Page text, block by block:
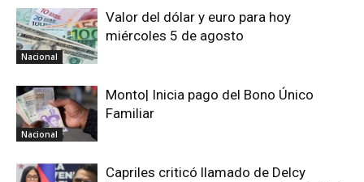
Nacional
Valor del dólar y euro para hoy
miércoles 5 de agosto
Nacional
Monto| Inicia pago del Bono Único
Familiar
Capriles criticó llamado de Delcy